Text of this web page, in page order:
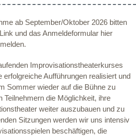
ab September/Oktober 2026 bitten
und das Anmeldeformular hier
Improvisationstheaterkurses
erfolgreiche Aufführungen realisiert und
Sommer wieder auf die Bühne zu
Teilnehmern die Möglichkeit, ihre
weiter auszubauen und zu
Sitzungen werden wir uns intensiv
beschäftigen, die